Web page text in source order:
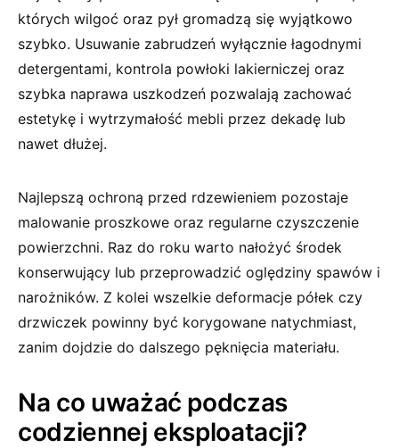
których wilgoć oraz pył gromadzą się wyjątkowo
szybko. Usuwanie zabrudzeń wyłącznie łagodnymi
detergentami, kontrola powłoki lakierniczej oraz
szybka naprawa uszkodzeń pozwalają zachować
estetykę i wytrzymałość mebli przez dekadę lub
nawet dłużej.
Najlepszą ochroną przed rdzewieniem pozostaje
malowanie proszkowe oraz regularne czyszczenie
powierzchni. Raz do roku warto nałożyć środek
konserwujący lub przeprowadzić oględziny spawów i
narożników. Z kolei wszelkie deformacje półek czy
drzwiczek powinny być korygowane natychmiast,
zanim dojdzie do dalszego pęknięcia materiału.
Na co uważać podczas
codziennej eksploatacji?